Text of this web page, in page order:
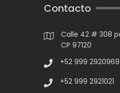
Contacto
Calle 42 # 308
CP 97120
+52 999 2920969
+52 999 2921021